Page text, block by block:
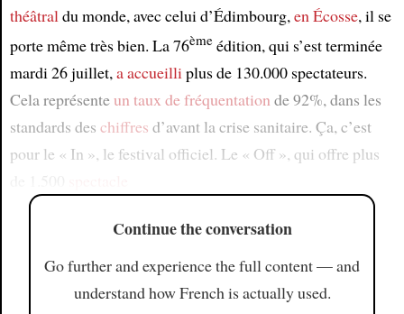
théâtraldu monde, avec celui d’Édimbourg,en Écosse, il se
porte même très bien. La 76èmeédition, qui s’est terminée
mardi 26 juillet,a accueilliplus de 130.000 spectateurs.
Cela représenteun taux de fréquentationde 92%, dans les
standards des chiffres d’avant la crise sanitaire. Ça, c’est
pour le « In », le festival officiel. Le « Off », qui offre plus
Continue the conversation
Go further and experience the full content — and
understand how French is actually used.